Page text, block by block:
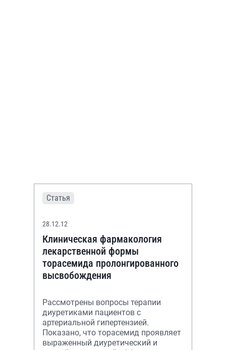
Статья
28.12.12
Клиническая фармакология
лекарственной формы
торасемида пролонгированного
высвобождения
Рассмотрены вопросы терапии
диуретиками пациентов с
артериальной гипертензией.
Показано, что торасемид проявляет
выраженный диуретический и